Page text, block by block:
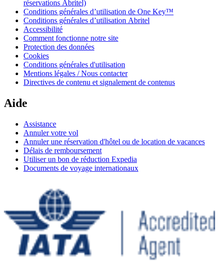
réservations Abritel)
Conditions générales d’utilisation de One Key™
Conditions générales d’utilisation Abritel
Accessibilité
Comment fonctionne notre site
Protection des données
Cookies
Conditions générales d'utilisation
Mentions légales / Nous contacter
Directives de contenu et signalement de contenus
Aide
Assistance
Annuler votre vol
Annuler une réservation d'hôtel ou de location de vacances
Délais de remboursement
Utiliser un bon de réduction Expedia
Documents de voyage internationaux